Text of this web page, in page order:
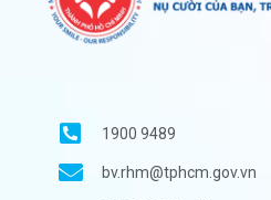
1900 9489
bv.rhm@tphcm.gov.vn